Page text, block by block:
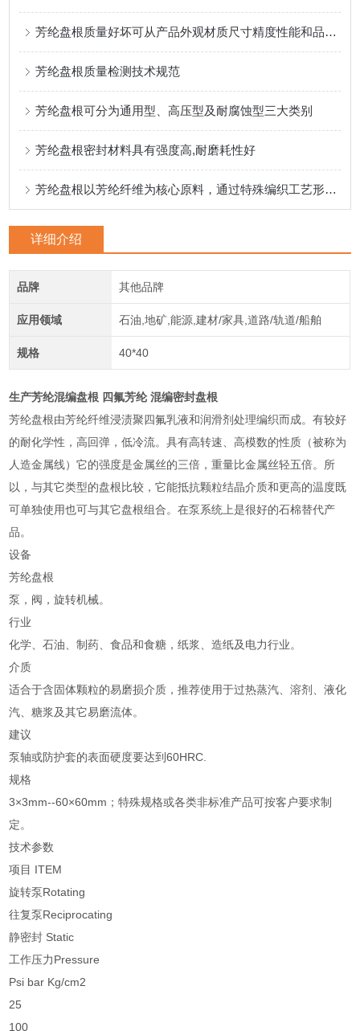
芳纶盘根质量好坏可从产品外观材质尺寸精度性能和品牌来入手
芳纶盘根质量检测技术规范
芳纶盘根可分为通用型、高压型及耐腐蚀型三大类别
芳纶盘根密封材料具有强度高,耐磨耗性好
芳纶盘根以芳纶纤维为核心原料，通过特殊编织工艺形成致密结构
详细介绍
品牌 其他品牌
应用领域 石油,地矿,能源,建材/家具,道路/轨道/船舶
规格 40*40
生产芳纶混编盘根 四氟芳纶 混编密封盘根
芳纶盘根由芳纶纤维浸渍聚四氟乳液和润滑剂处理编织而成。有较好
的耐化学性，高回弹，低冷流。具有高转速、高模数的性质（被称为
人造金属线）它的强度是金属丝的三倍，重量比金属丝轻五倍。所
以，与其它类型的盘根比较，它能抵抗颗粒结晶介质和更高的温度既
可单独使用也可与其它盘根组合。在泵系统上是很好的石棉替代产
品。
设备
芳纶盘根
泵，阀，旋转机械。
行业
化学、石油、制药、食品和食糖，纸浆、造纸及电力行业。
介质
适合于含固体颗粒的易磨损介质，推荐使用于过热蒸汽、溶剂、液化
汽、糖浆及其它易磨流体。
建议
泵轴或防护套的表面硬度要达到60HRC.
规格
3×3mm--60×60mm；特殊规格或各类非标准产品可按客户要求制
定。
技术参数
项目 ITEM
旋转泵Rotating
往复泵Reciprocating
静密封 Static
工作压力Pressure
Psi bar Kg/cm2
25
100